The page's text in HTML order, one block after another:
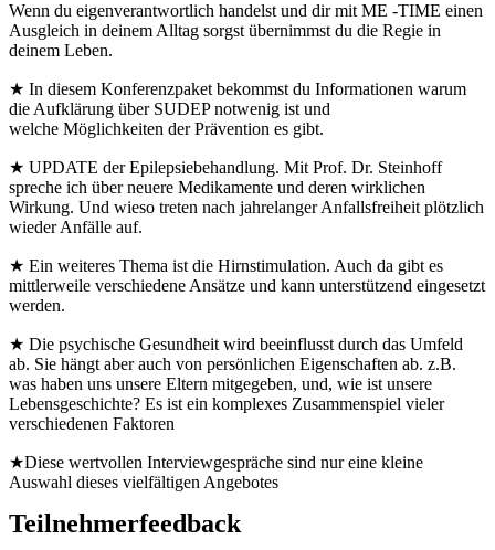
Wenn du eigenverantwortlich handelst und dir mit ME -TIME einen
Ausgleich in deinem Alltag sorgst übernimmst du die Regie in
deinem Leben.
★ In diesem Konferenzpaket bekommst du Informationen warum
die Aufklärung über SUDEP notwenig ist und
welche Möglichkeiten der Prävention es gibt.
★ UPDATE der Epilepsiebehandlung. Mit Prof. Dr. Steinhoff
spreche ich über neuere Medikamente und deren wirklichen
Wirkung. Und wieso treten nach jahrelanger Anfallsfreiheit plötzlich
wieder Anfälle auf.
★ Ein weiteres Thema ist die Hirnstimulation. Auch da gibt es
mittlerweile verschiedene Ansätze und kann unterstützend eingesetzt
werden.
★ Die psychische Gesundheit wird beeinflusst durch das Umfeld
ab. Sie hängt aber auch von persönlichen Eigenschaften ab. z.B.
was haben uns unsere Eltern mitgegeben, und, wie ist unsere
Lebensgeschichte? Es ist ein komplexes Zusammenspiel vieler
verschiedenen Faktoren
★Diese wertvollen Interviewgespräche sind nur eine kleine
Auswahl dieses vielfältigen Angebotes
Teilnehmerfeedback